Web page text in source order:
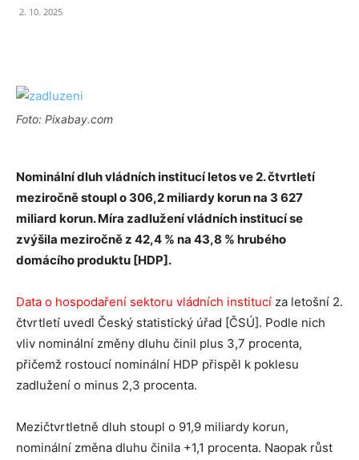
2. 10. 2025
Foto: Pixabay.com
Nominální dluh vládních institucí letos ve 2. čtvrtletí
meziročně stoupl o 306,2 miliardy korun na 3 627
miliard korun. Míra zadlužení vládních institucí se
zvýšila meziročně z 42,4 % na 43,8 % hrubého
domácího produktu [HDP].
Data o hospodaření sektoru vládních institucí za letošní 2.
čtvrtletí uvedl Český statistický úřad [ČSÚ]. Podle nich
vliv nominální změny dluhu činil plus 3,7 procenta,
přičemž rostoucí nominální HDP přispěl k poklesu
zadlužení o minus 2,3 procenta.
Mezičtvrtletně dluh stoupl o 91,9 miliardy korun,
nominální změna dluhu činila +1,1 procenta. Naopak růst